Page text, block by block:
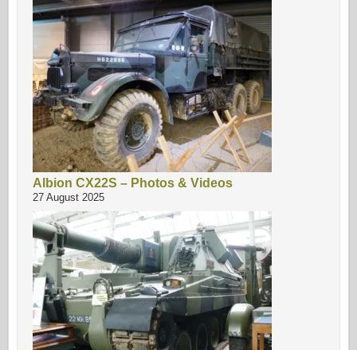
Albion CX22S – Photos & Videos
27 August 2025